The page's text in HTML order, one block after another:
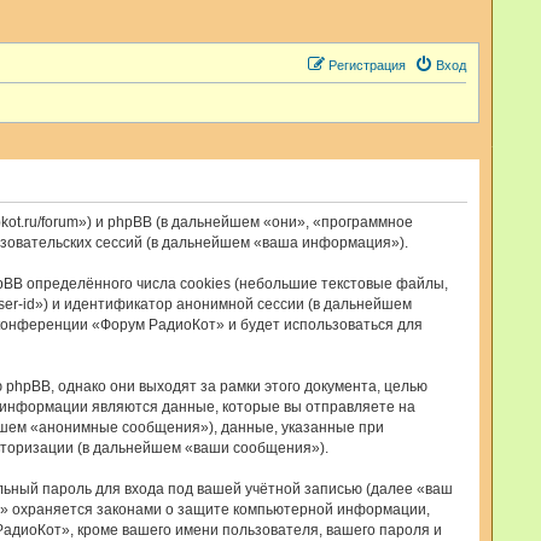
Вход
Регистрация
forum») и phpBB (в дальнейшем «они», «программное
сессий (в дальнейшем «ваша информация»).
определённого числа cookies (небольшие текстовые файлы,
id») и идентификатор анонимной сессии (в дальнейшем
«Форум РадиоКот» и будет использоваться для
однако они выходят за рамки этого документа, целью
являются данные, которые вы отправляете на
«анонимные сообщения»), данные, указанные при
(в дальнейшем «ваши сообщения»).
пароль для входа под вашей учётной записью (далее «ваш
законами о защите компьютерной информации,
кроме вашего имени пользователя, вашего пароля и